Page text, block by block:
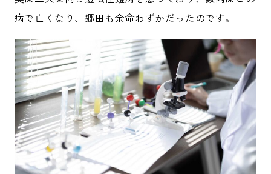
病で亡くなり、郷田も余命わずかだったのです。